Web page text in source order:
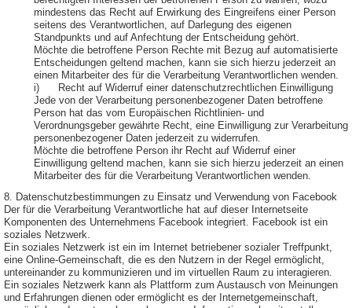
mindestens das Recht auf Erwirkung des Eingreifens einer Person
seitens des Verantwortlichen, auf Darlegung des eigenen
Standpunkts und auf Anfechtung der Entscheidung gehört.
Möchte die betroffene Person Rechte mit Bezug auf automatisierte
Entscheidungen geltend machen, kann sie sich hierzu jederzeit an
einen Mitarbeiter des für die Verarbeitung Verantwortlichen wenden.
i) Recht auf Widerruf einer datenschutzrechtlichen Einwilligung
Jede von der Verarbeitung personenbezogener Daten betroffene
Person hat das vom Europäischen Richtlinien- und
Verordnungsgeber gewährte Recht, eine Einwilligung zur Verarbeitung
personenbezogener Daten jederzeit zu widerrufen.
Möchte die betroffene Person ihr Recht auf Widerruf einer
Einwilligung geltend machen, kann sie sich hierzu jederzeit an einen
Mitarbeiter des für die Verarbeitung Verantwortlichen wenden.
8. Datenschutzbestimmungen zu Einsatz und Verwendung von Facebook
Der für die Verarbeitung Verantwortliche hat auf dieser Internetseite
Komponenten des Unternehmens Facebook integriert. Facebook ist ein
soziales Netzwerk.
Ein soziales Netzwerk ist ein im Internet betriebener sozialer Treffpunkt,
eine Online-Gemeinschaft, die es den Nutzern in der Regel ermöglicht,
untereinander zu kommunizieren und im virtuellen Raum zu interagieren.
Ein soziales Netzwerk kann als Plattform zum Austausch von Meinungen
und Erfahrungen dienen oder ermöglicht es der Internetgemeinschaft,